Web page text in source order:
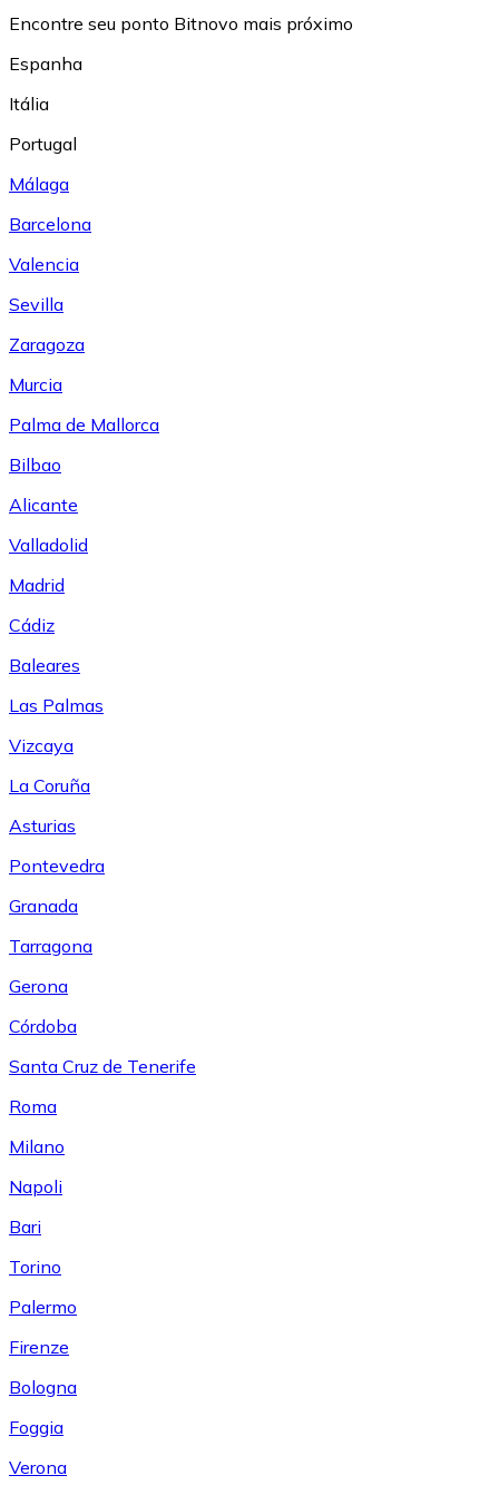
Encontre seu ponto Bitnovo mais próximo
Espanha
Itália
Portugal
Málaga
Barcelona
Valencia
Sevilla
Zaragoza
Murcia
Palma de Mallorca
Bilbao
Alicante
Valladolid
Madrid
Cádiz
Baleares
Las Palmas
Vizcaya
La Coruña
Asturias
Pontevedra
Granada
Tarragona
Gerona
Córdoba
Santa Cruz de Tenerife
Roma
Milano
Napoli
Bari
Torino
Palermo
Firenze
Bologna
Foggia
Verona